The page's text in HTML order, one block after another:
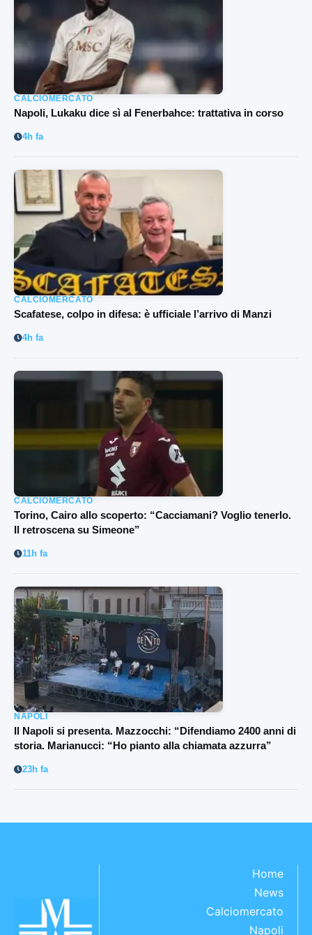
CALCIOMERCATO
Napoli, Lukaku dice sì al Fenerbahce: trattativa in corso
4h fa
CALCIOMERCATO
Scafatese, colpo in difesa: è ufficiale l’arrivo di Manzi
4h fa
CALCIOMERCATO
Torino, Cairo allo scoperto: “Cacciamani? Voglio tenerlo.
Il retroscena su Simeone”
11h fa
NAPOLI
Il Napoli si presenta. Mazzocchi: “Difendiamo 2400 anni di
storia. Marianucci: “Ho pianto alla chiamata azzurra”
23h fa
Home
News
Calciomercato
Napoli